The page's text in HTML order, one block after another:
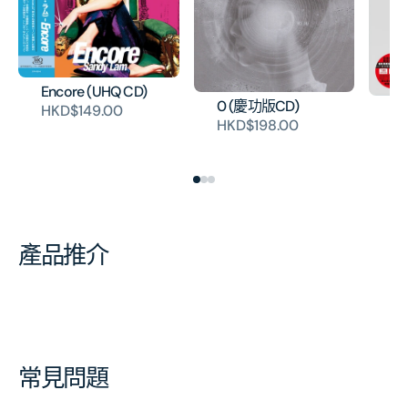
Encore (UHQ CD)
HKD$149.00
0 (慶功版CD)
HKD$198.00
產品推介
常見問題